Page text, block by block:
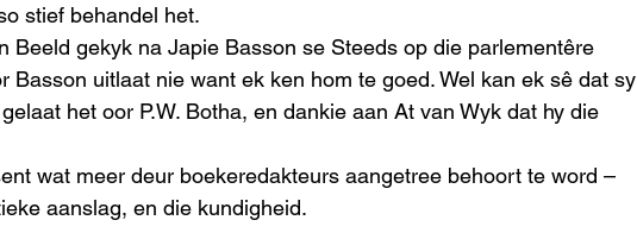
stief behandel het.
Beeld gekyk na Japie Basson se Steeds op die parlementêre
Basson uitlaat nie want ek ken hom te goed. Wel kan ek sê dat sy
het oor P.W. Botha, en dankie aan At van Wyk dat hy die
wat meer deur boekeredakteurs aangetree behoort te word –
aanslag, en die kundigheid.